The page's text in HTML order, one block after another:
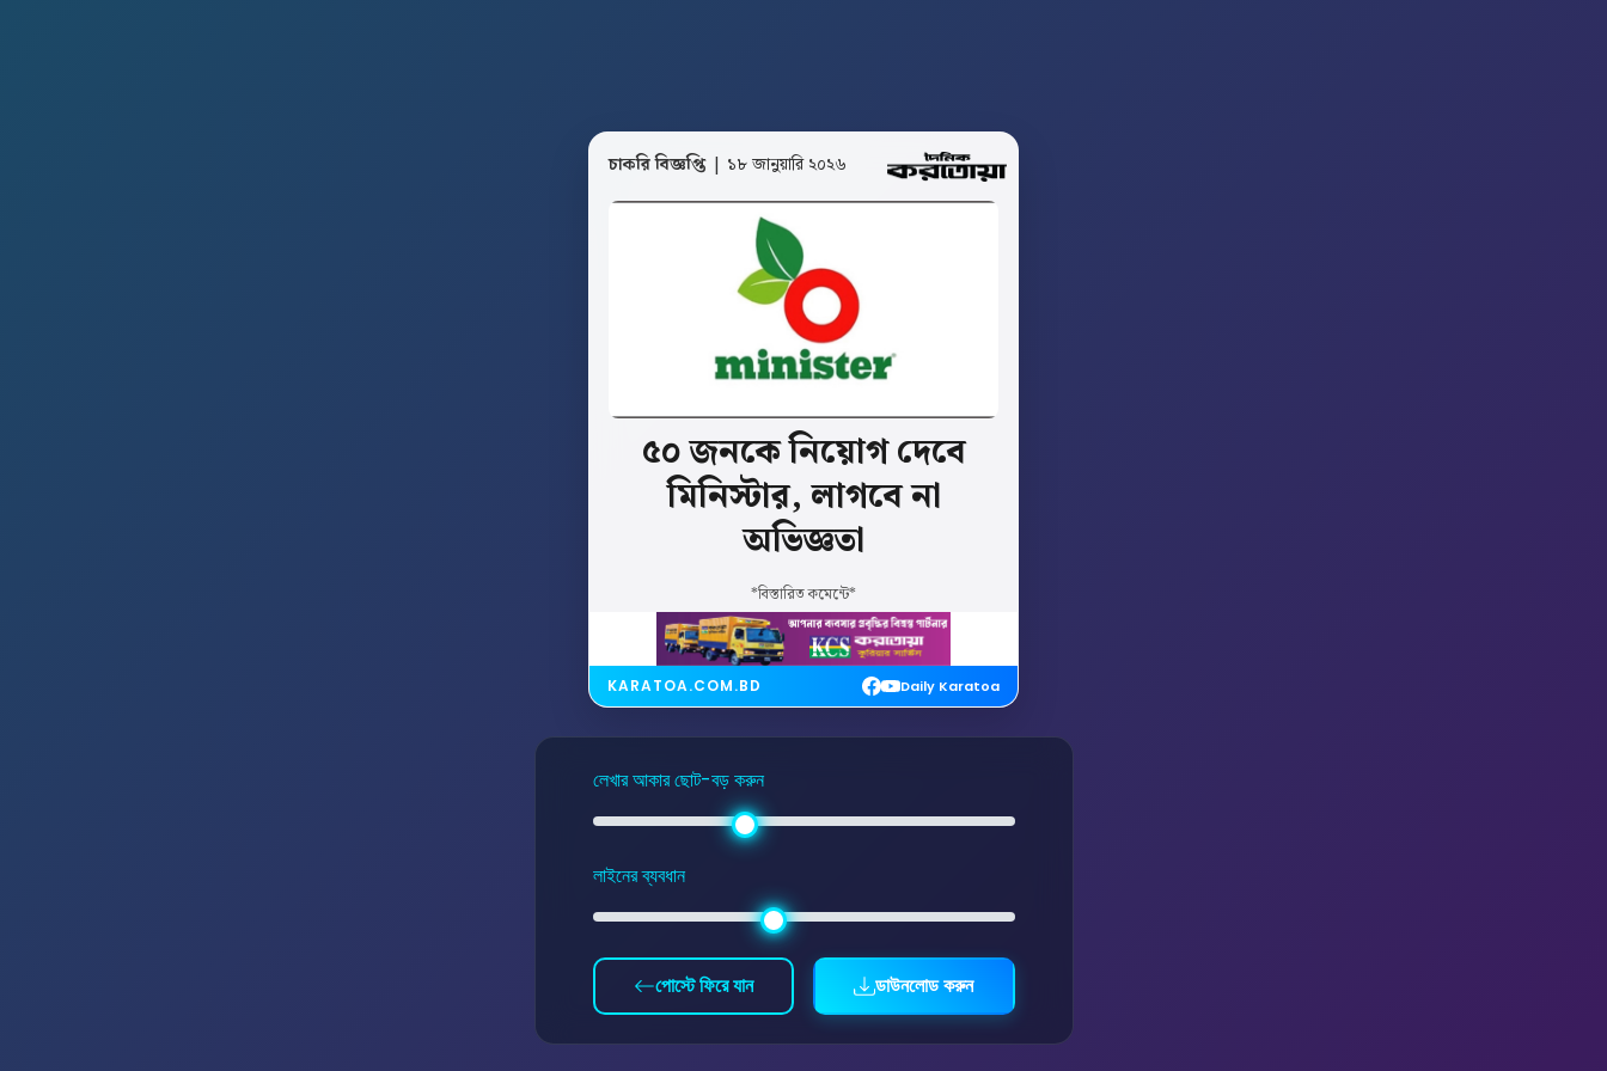
চাকরি বিজ্ঞপ্তি | ১৮ জানুয়ারি ২০২৬
৫০জনকেনিয়োগদেবে
মিনিস্টার, লাগবেনা
অভিজ্ঞতা
*বিস্তারিত কমেন্টে*
KARATOA.COM.BD Daily Karatoa
লেখার আকার ছোট-বড় করুন
লাইনের ব্যবধান
পোস্টে ফিরে যান ডাউনলোড করুন